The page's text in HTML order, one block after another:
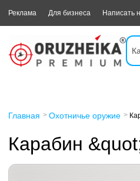
Реклама Для бизнеса Написать
Главная Охотничье оружие
Карабин